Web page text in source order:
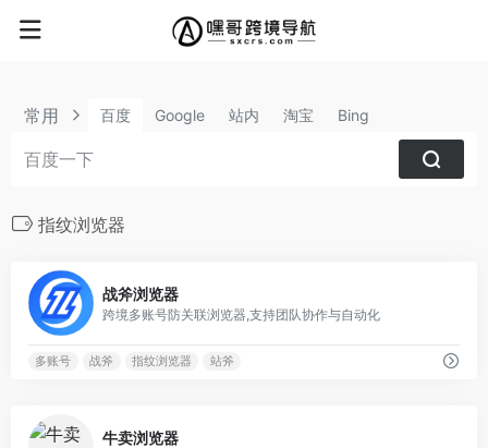
常用 百度 Google 站内 淘宝 Bing
指纹浏览器
战斧浏览器
跨境多账号防关联浏览器,支持团队协作与自动化
多账号 战斧 指纹浏览器 站斧
牛卖浏览器